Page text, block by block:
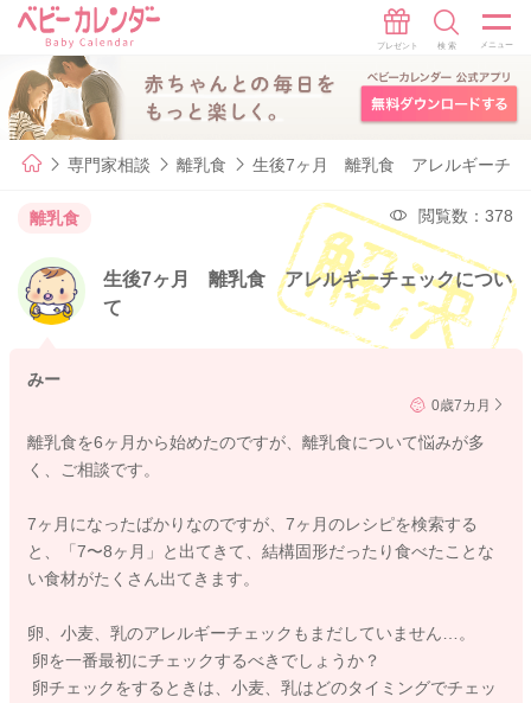
専門家相談 離乳食 生後7ヶ月 離乳食 アレルギーチェ
離乳食 閲覧数：378
生後7ヶ月 離乳食 アレルギーチェックについ
て
みー
0歳7カ月
離乳食を6ヶ月から始めたのですが、離乳食について悩みが多
く、ご相談です。
7ヶ月になったばかりなのですが、7ヶ月のレシピを検索する
と、「7〜8ヶ月」と出てきて、結構固形だったり食べたことな
い食材がたくさん出てきます。
卵、小麦、乳のアレルギーチェックもまだしていません…。
卵を一番最初にチェックするべきでしょうか？
卵チェックをするときは、小麦、乳はどのタイミングでチェッ